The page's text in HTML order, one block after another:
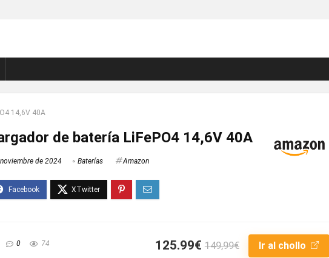
14,6V 40A
de batería LiFePO4 14,6V 40A
de 2024 Baterías Amazon
0 74 125.99€ 149,99€ Ir al chollo